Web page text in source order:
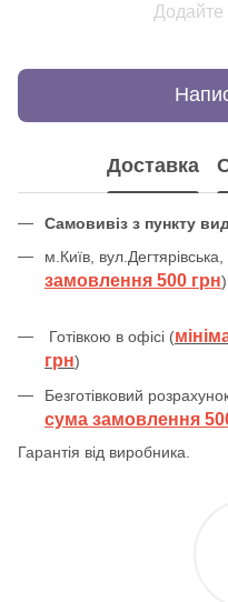
Додайте
Доставка
Самовивіз з пункту
м.Київ,
замовлення 500 грн)
Готівкою в офісі (
грн)
Безготівковий
сума замовлення
Гарантія від виробника.